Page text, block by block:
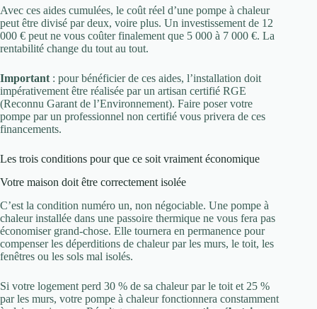
Avec ces aides cumulées, le coût réel d’une pompe à chaleur
peut être divisé par deux, voire plus. Un investissement de 12
000 € peut ne vous coûter finalement que 5 000 à 7 000 €. La
rentabilité change du tout au tout.
Important : pour bénéficier de ces aides, l’installation doit
impérativement être réalisée par un artisan certifié RGE
(Reconnu Garant de l’Environnement). Faire poser votre
pompe par un professionnel non certifié vous privera de ces
financements.
Les trois conditions pour que ce soit vraiment économique
Votre maison doit être correctement isolée
C’est la condition numéro un, non négociable. Une pompe à
chaleur installée dans une passoire thermique ne vous fera pas
économiser grand-chose. Elle tournera en permanence pour
compenser les déperditions de chaleur par les murs, le toit, les
fenêtres ou les sols mal isolés.
Si votre logement perd 30 % de sa chaleur par le toit et 25 %
par les murs, votre pompe à chaleur fonctionnera constamment